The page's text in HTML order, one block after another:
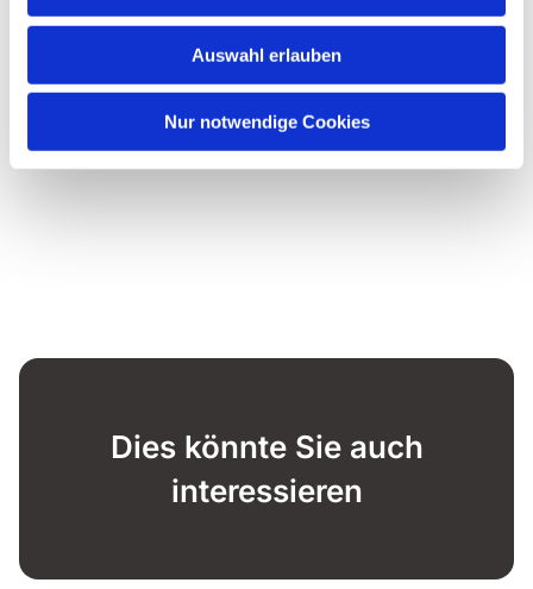
Auswahl erlauben
Nur notwendige Cookies
Dies könnte Sie auch
interessieren